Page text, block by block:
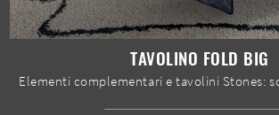
TAVOLINO FOLD BIG